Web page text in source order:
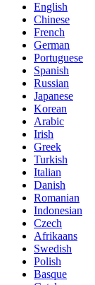
English
Chinese
French
German
Portuguese
Spanish
Russian
Japanese
Korean
Arabic
Irish
Greek
Turkish
Italian
Danish
Romanian
Indonesian
Czech
Afrikaans
Swedish
Polish
Basque